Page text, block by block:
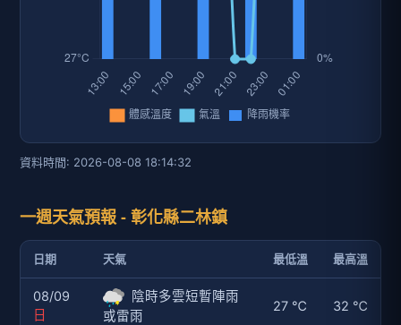
資料時間: 2026-08-08 18:14:32
一週天氣預報 - 彰化縣二林鎮
日期 天氣 最低溫 最高溫
08/09
日
陰時多雲短暫陣雨
或雷雨
27 ℃ 32 ℃